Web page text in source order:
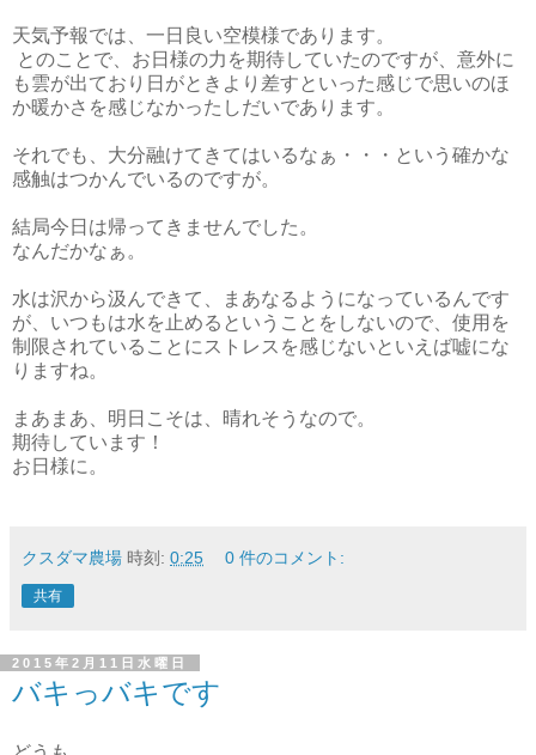
天気予報では、一日良い空模様であります。
とのことで、お日様の力を期待していたのですが、意外に
も雲が出ており日がときより差すといった感じで思いのほ
か暖かさを感じなかったしだいであります。
それでも、大分融けてきてはいるなぁ・・・という確かな
感触はつかんでいるのですが。
結局今日は帰ってきませんでした。
なんだかなぁ。
水は沢から汲んできて、まあなるようになっているんです
が、いつもは水を止めるということをしないので、使用を
制限されていることにストレスを感じないといえば嘘にな
りますね。
まあまあ、明日こそは、晴れそうなので。
期待しています！
お日様に。
クスダマ農場 時刻: 0:25 0 件のコメント:
共有
2015年2月11日水曜日
バキっバキです